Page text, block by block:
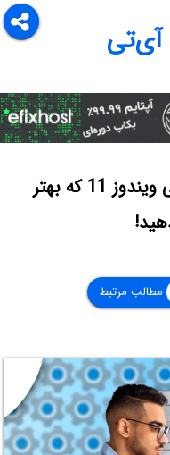
آی‌تی
تنظیمات مهم حریم خصوصی ویندوز 11 که بهتر
مطالب مرتبط